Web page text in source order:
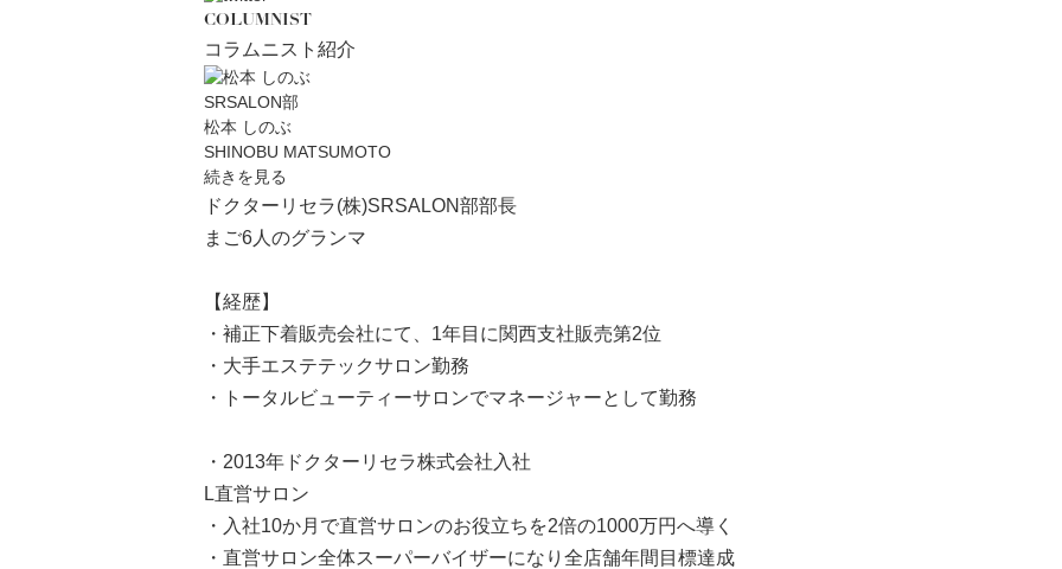
COLUMNIST
コラムニスト紹介
SRSALON部
松本 しのぶ
SHINOBU MATSUMOTO
続きを見る
ドクターリセラ(株)SRSALON部部長
まご6人のグランマ
【経歴】
・補正下着販売会社にて、1年目に関西支社販売第2位
・大手エステテックサロン勤務
・トータルビューティーサロンでマネージャーとして勤務
・2013年ドクターリセラ株式会社入社
L直営サロン
・入社10か月で直営サロンのお役立ちを2倍の1000万円へ導く
・直営サロン全体スーパーバイザーになり全店舗年間目標達成